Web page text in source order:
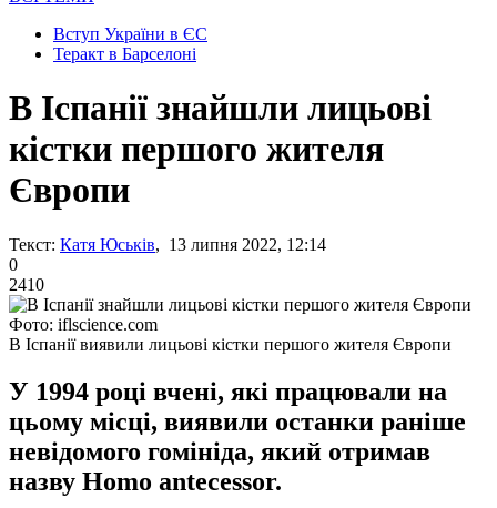
Вступ України в ЄС
Теракт в Барселоні
В Іспанії знайшли лицьові
кістки першого жителя
Європи
Текст: Катя Юськів, 13 липня 2022, 12:14
0
2410
Фото: iflscience.com
В Іспанії виявили лицьові кістки першого жителя Європи
У 1994 році вчені, які працювали на
цьому місці, виявили останки раніше
невідомого гомініда, який отримав
назву Homo antecessor.